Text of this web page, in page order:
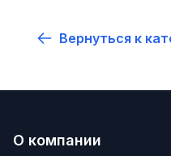
Вернуться к
О компании